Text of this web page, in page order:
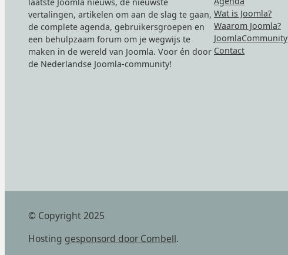
laatste Joomla nieuws, de nieuwste
vertalingen, artikelen om aan de slag te gaan,
de complete agenda, gebruikersgroepen en
een behulpzaam forum om je wegwijs te
maken in de wereld van Joomla. Voor én door
de Nederlandse Joomla-community!
Wat is Joomla?
Waarom Joomla?
JoomlaCommunity
Contact
© Copyright 2025
Hosting gesponsord door Combell.